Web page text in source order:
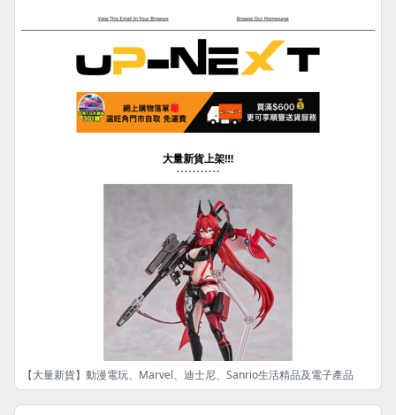
【大量新貨】動漫電玩、Marvel、迪士尼、Sanrio生活精品及電子產品